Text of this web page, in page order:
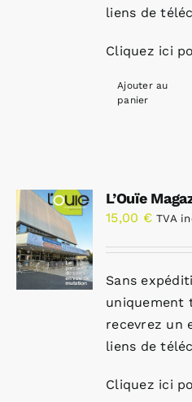
liens de
Cliquez ici
Ajouter au
panier
L’Ouïe
15,00 € TVA
Sans
uniquement
recevrez un
liens de
Cliquez ici